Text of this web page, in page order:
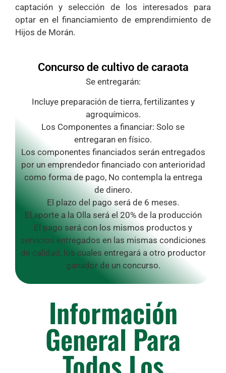
captación y selección de los interesados para
optar en el financiamiento de emprendimiento de
Hijos de Morán.
Concurso de cultivo de caraota
Se entregarán:
Incluye preparación de tierra, fertilizantes y
agroquímicos.
Los Componentes a financiar: Solo se
entregaran en físico.
Los componentes financiados serán entregados
por un emprendedor financiado con anterioridad
como forma de pago, No contempla la entrega
de dinero.
El plazo del pago será de 6 meses.
El aporte a la Olla será el 20% de la producción
El pago será con los mismos productos y
servicios entregados en las mismas condiciones
de calidad, los cuales entregará a otro productor
ganador de un concurso.
Información
General Para